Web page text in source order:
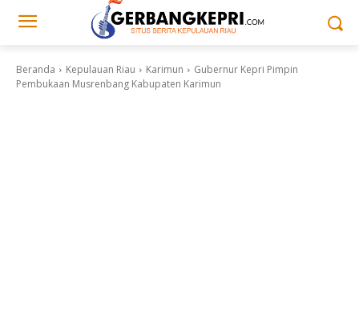
Beranda Kepulauan Riau Karimun
Gubernur Kepri Pimpin
Pembukaan Musrenbang Kabupaten Karimun